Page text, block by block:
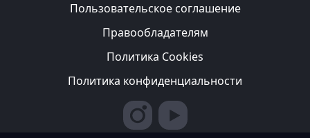
Пользовательское соглашение
Правообладателям
Политика Cookies
Политика конфиденциальности